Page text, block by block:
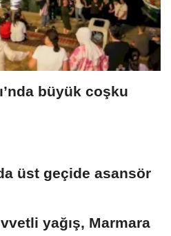
büyük coşku
üst geçide asansör
yağış, Marmara